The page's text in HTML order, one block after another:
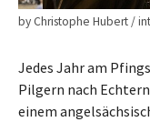
by Christophe Hubert /
Jedes Jahr am
Pilgern nach
einem